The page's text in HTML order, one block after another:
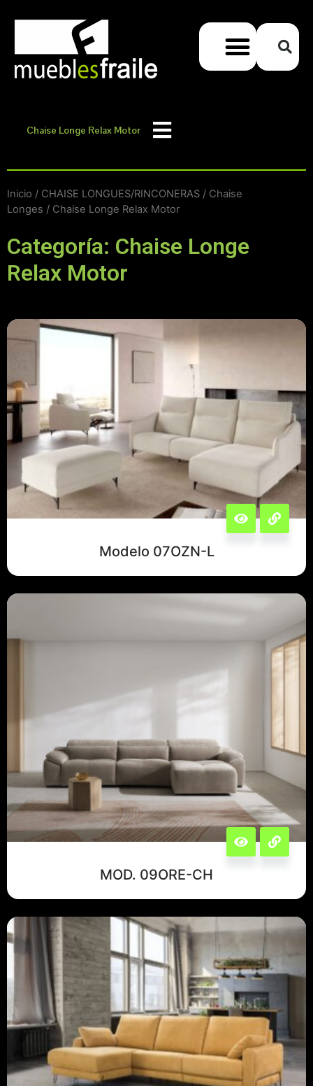
Chaise Longe Relax Motor
Inicio / CHAISE LONGUES/RINCONERAS / Chaise
Longes / Chaise Longe Relax Motor
Categoría: Chaise Longe
Relax Motor
Modelo 07OZN-L
MOD. 09ORE-CH